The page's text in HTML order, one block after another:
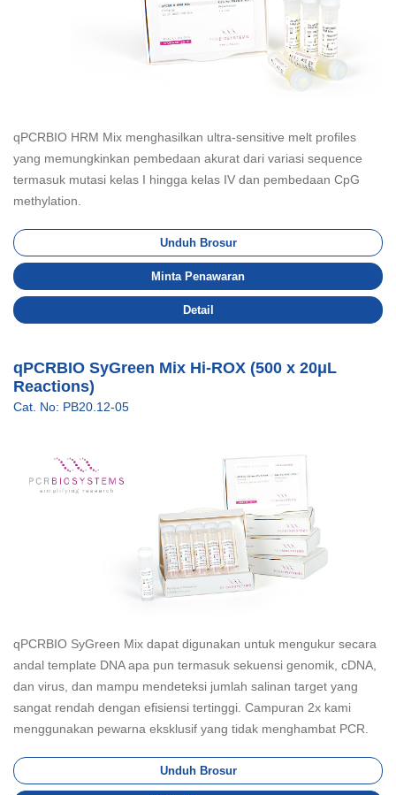
qPCRBIO HRM Mix menghasilkan ultra-sensitive melt profiles
yang memungkinkan pembedaan akurat dari variasi sequence
termasuk mutasi kelas I hingga kelas IV dan pembedaan CpG
methylation.
Unduh Brosur
Minta Penawaran
Detail
qPCRBIO SyGreen Mix Hi-ROX (500 x 20μL
Reactions)
Cat. No: PB20.12-05
qPCRBIO SyGreen Mix dapat digunakan untuk mengukur secara
andal template DNA apa pun termasuk sekuensi genomik, cDNA,
dan virus, dan mampu mendeteksi jumlah salinan target yang
sangat rendah dengan efisiensi tertinggi. Campuran 2x kami
menggunakan pewarna eksklusif yang tidak menghambat PCR.
Unduh Brosur